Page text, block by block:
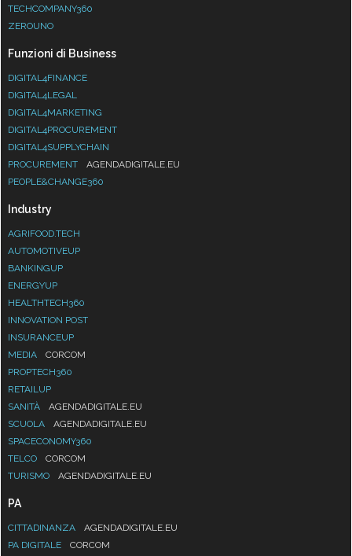
TECHCOMPANY360
ZEROUNO
Funzioni di Business
DIGITAL4FINANCE
DIGITAL4LEGAL
DIGITAL4MARKETING
DIGITAL4PROCUREMENT
DIGITAL4SUPPLYCHAIN
PROCUREMENT
AGENDADIGITALE.EU
PEOPLE&CHANGE360
Industry
AGRIFOOD.TECH
AUTOMOTIVEUP
BANKINGUP
ENERGYUP
HEALTHTECH360
INNOVATION POST
INSURANCEUP
MEDIA
CORCOM
PROPTECH360
RETAILUP
SANITÀ
AGENDADIGITALE.EU
SCUOLA
AGENDADIGITALE.EU
SPACECONOMY360
TELCO
CORCOM
TURISMO
AGENDADIGITALE.EU
PA
CITTADINANZA
AGENDADIGITALE.EU
PA DIGITALE
CORCOM